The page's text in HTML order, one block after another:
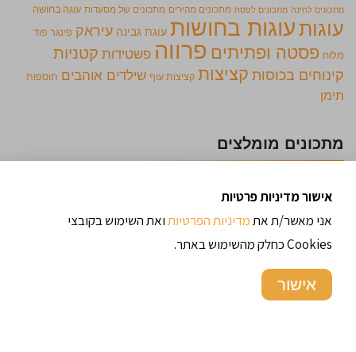
מתכונים לחינה מתכונים לפסח מתכונים מהירים מתכונים של מסעדות עוגה בחושה
עוגותעוגות בחושות עוגת גבינה עיראק פינגר פוד
מלוח פסטה ופתיתים פרווה פשטידות קטניות
קינוחים בכוסות קציצות קציצות עוף שילדים אוהבים תוספות
תימן
מתכונים מומלצים
שניצל מגבינת חלומי
אישור מדיניות פרטיות
אני מאשר/ת אתמדיניות הפרטיותואת השימוש בקובצי
Cookies כחלק מהשימוש באתר.
אישור